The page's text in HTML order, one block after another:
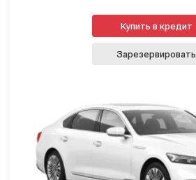
Купить в кредит
Зарезервировать